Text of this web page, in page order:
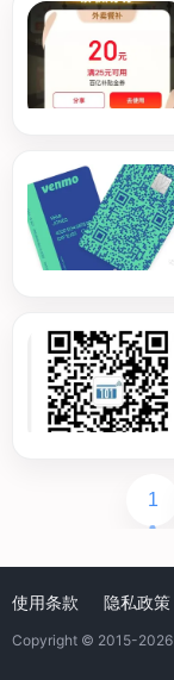
1
使用条款 隐私政策
Copyright © 2015-2026